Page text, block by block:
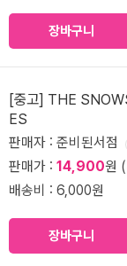
장바구니
[중고] THE
ES
판매자 : 준비된서점
판매가 : 14,900원
배송비 : 6,000원
장바구니